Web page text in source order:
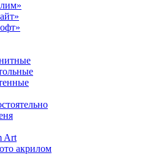
Art
акрилом